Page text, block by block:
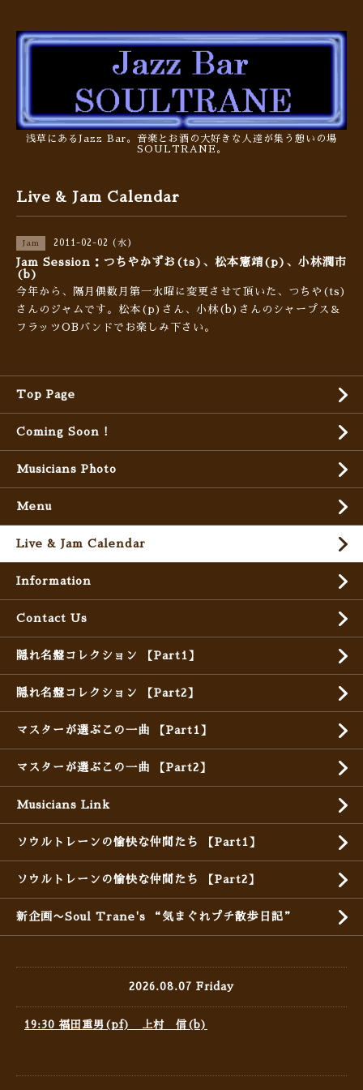
浅草にあるJazz Bar。音楽とお酒の大好きな人達が集う憩いの場
SOULTRANE。
Live & Jam Calendar
Jam 2011-02-02 (水)
Jam Session：つちやかずお(ts)、松本憲靖(p)、小林潤市
(b)
今年から、隔月偶数月第一水曜に変更させて頂いた、つちや(ts)
さんのジャムです。松本(p)さん、小林(b)さんのシャープス＆
フラッツOBバンドでお楽しみ下さい。
Top Page
Coming Soon !
Musicians Photo
Menu
Live & Jam Calendar
Information
Contact Us
隠れ名盤コレクション 【Part1】
隠れ名盤コレクション 【Part2】
マスターが選ぶこの一曲 【Part1】
マスターが選ぶこの一曲 【Part2】
Musicians Link
ソウルトレーンの愉快な仲間たち 【Part1】
ソウルトレーンの愉快な仲間たち 【Part2】
新企画〜Soul Trane's “気まぐれプチ散歩日記”
2026.08.07 Friday
19:30 福田重男(pf) 上村 信(b)